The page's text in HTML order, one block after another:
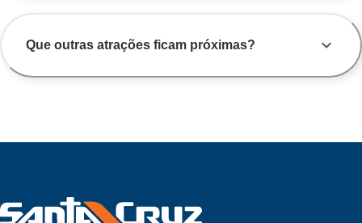
Que outras atrações ficam próximas?